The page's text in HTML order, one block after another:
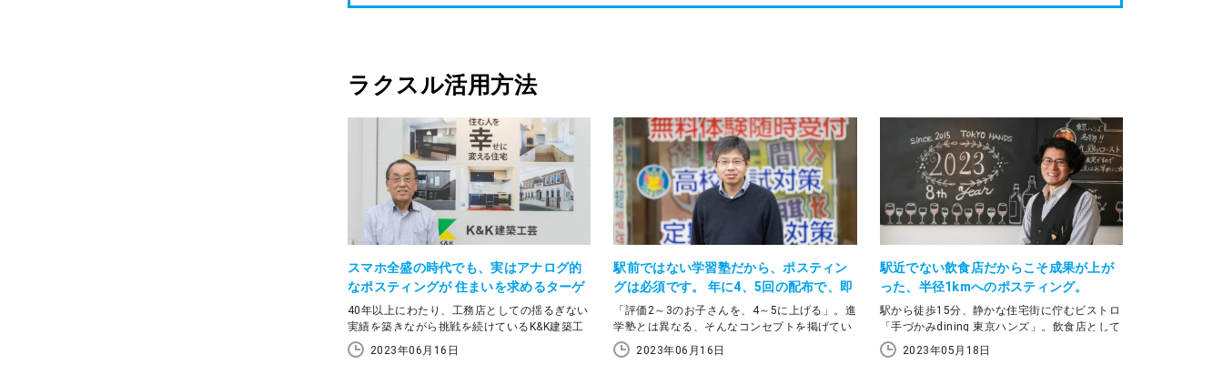
ルの活用が生産性向上のキーポイントとなるな
らも業務時間の削減を実現している。
木村和督さんに語っていただきました。
ついて、教室長の好村雄一さんに伺いました。
ラクスル活用方法
スマホ全盛の時代でも、実はアナログ的
なポスティングが 住まいを求めるターゲ
ットに届くことを実感!
40年以上にわたり、工務店としての揺るぎない
実績を築きながら挑戦を続けているK&K建築工
芸。2018年からはラクスルのポスティングを活
用し、参加費無料の家づくりセミナーを入り口
2023年06月16日
駅前ではない学習塾だから、ポスティン
グは必須です。 年に4、5回の配布で、即
効性も、後からの反響も!
「評価2～3のお子さんを、4～5に上げる」。進
学塾とは異なる、そんなコンセプトを掲げてい
るのが「学習塾MititeQ（ミチテク）」です。成
績アップだけでなく、子どもたちが自ら通いた
2023年06月16日
駅近でない飲食店だからこそ成果が上が
った、半径1kmへのポスティング。
駅から徒歩15分、静かな住宅街に佇むビストロ
「手づかみdining 東京ハンズ」。飲食店として
は集客が困難な立地でありながら、その名の通
りカジュアルに楽しめる食事と雰囲気で常連客
2023年05月18日